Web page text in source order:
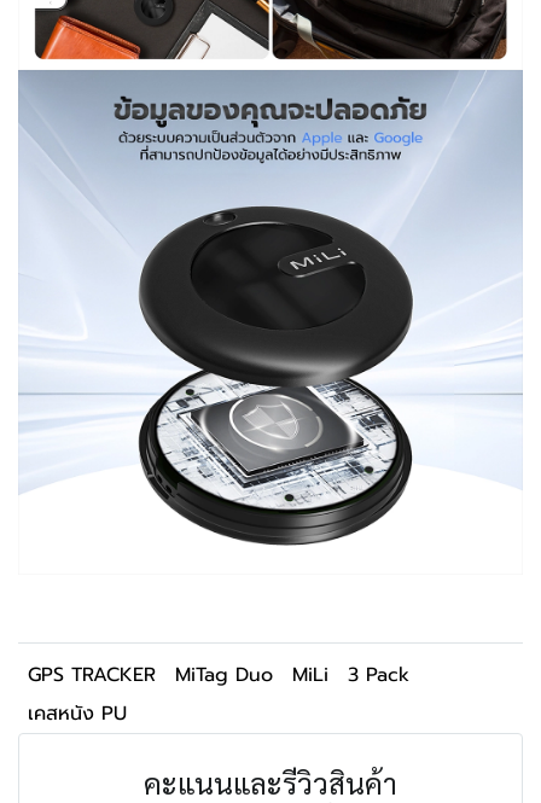
GPS TRACKER MiTag Duo MiLi
3 Pack
เคสหนัง PU
คะแนนและรีวิวสินค้า